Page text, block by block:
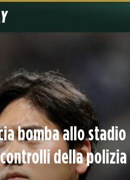
bomba allo stadio
della polizia